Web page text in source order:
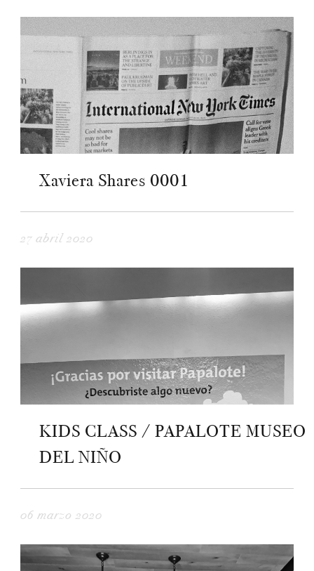
Xaviera Shares 0001
27 abril 2020
KIDS CLASS / PAPALOTE MUSEO
DEL NIÑO
06 marzo 2020